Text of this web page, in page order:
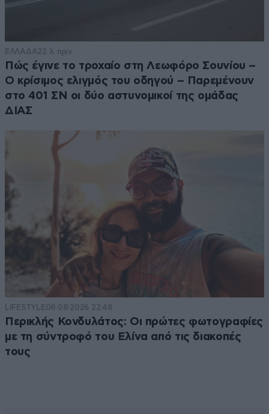
ΕΛΛΑΔΑ22 λ. πριν
Πώς έγινε το τροχαίο στη Λεωφόρο Σουνίου –
Ο κρίσιμος ελιγμός του οδηγού – Παρεμένουν
στο 401 ΣΝ οι δύο αστυνομικοί της ομάδας
ΔΙΑΣ
LIFESTYLE08·08·2026 22:48
Περικλής Κονδυλάτος: Οι πρώτες φωτογραφίες
με τη σύντροφό του Ελίνα από τις διακοπές
τους